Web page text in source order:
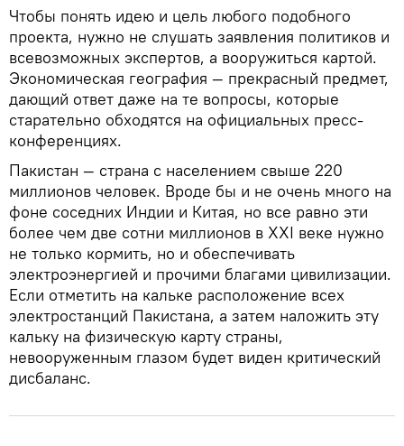
Чтобы понять идею и цель любого подобного
проекта, нужно не слушать заявления политиков и
всевозможных экспертов, а вооружиться картой.
Экономическая география — прекрасный предмет,
дающий ответ даже на те вопросы, которые
старательно обходятся на официальных пресс-
конференциях.
Пакистан — страна с населением свыше 220
миллионов человек. Вроде бы и не очень много на
фоне соседних Индии и Китая, но все равно эти
более чем две сотни миллионов в XXI веке нужно
не только кормить, но и обеспечивать
электроэнергией и прочими благами цивилизации.
Если отметить на кальке расположение всех
электростанций Пакистана, а затем наложить эту
кальку на физическую карту страны,
невооруженным глазом будет виден критический
дисбаланс.